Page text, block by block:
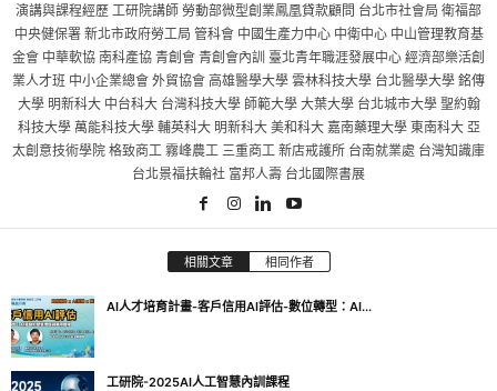
演講與課程經歷 工研院講師 勞動部微型創業鳳凰貸款顧問 台北市社會局 衛福部
中央健保署 新北市政府勞工局 管科會 中國生產力中心 中衛中心 中山管理教育基
金會 中華軟協 南科產協 青創會 青創會內訓 臺北青年職涯發展中心 經濟部樂活創
業人才班 中小企業總會 外貿協會 高雄醫學大學 雲林科技大學 台北醫學大學 銘傳
大學 明新科大 中台科大 台灣科技大學 師範大學 大葉大學 台北城市大學 聖約翰
科技大學 萬能科技大學 輔英科大 明新科大 美和科大 嘉南藥理大學 東南科大 亞
太創意技術學院 格致商工 霧峰農工 三重商工 新店戒護所 台南就業處 台灣知識庫
台北景福扶輪社 富邦人壽 台北國際書展
相關文章 相同作者
AI人才培育計畫-客戶信用AI評估-數位轉型：AI...
工研院-2025AI人工智慧內訓課程